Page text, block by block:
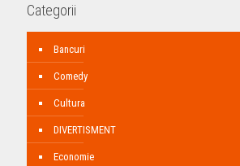
Categorii
Bancuri
Comedy
Cultura
DIVERTISMENT
Economie